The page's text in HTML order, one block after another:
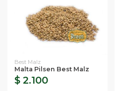
Best Malz
Malta Pilsen Best Malz
$ 2.100